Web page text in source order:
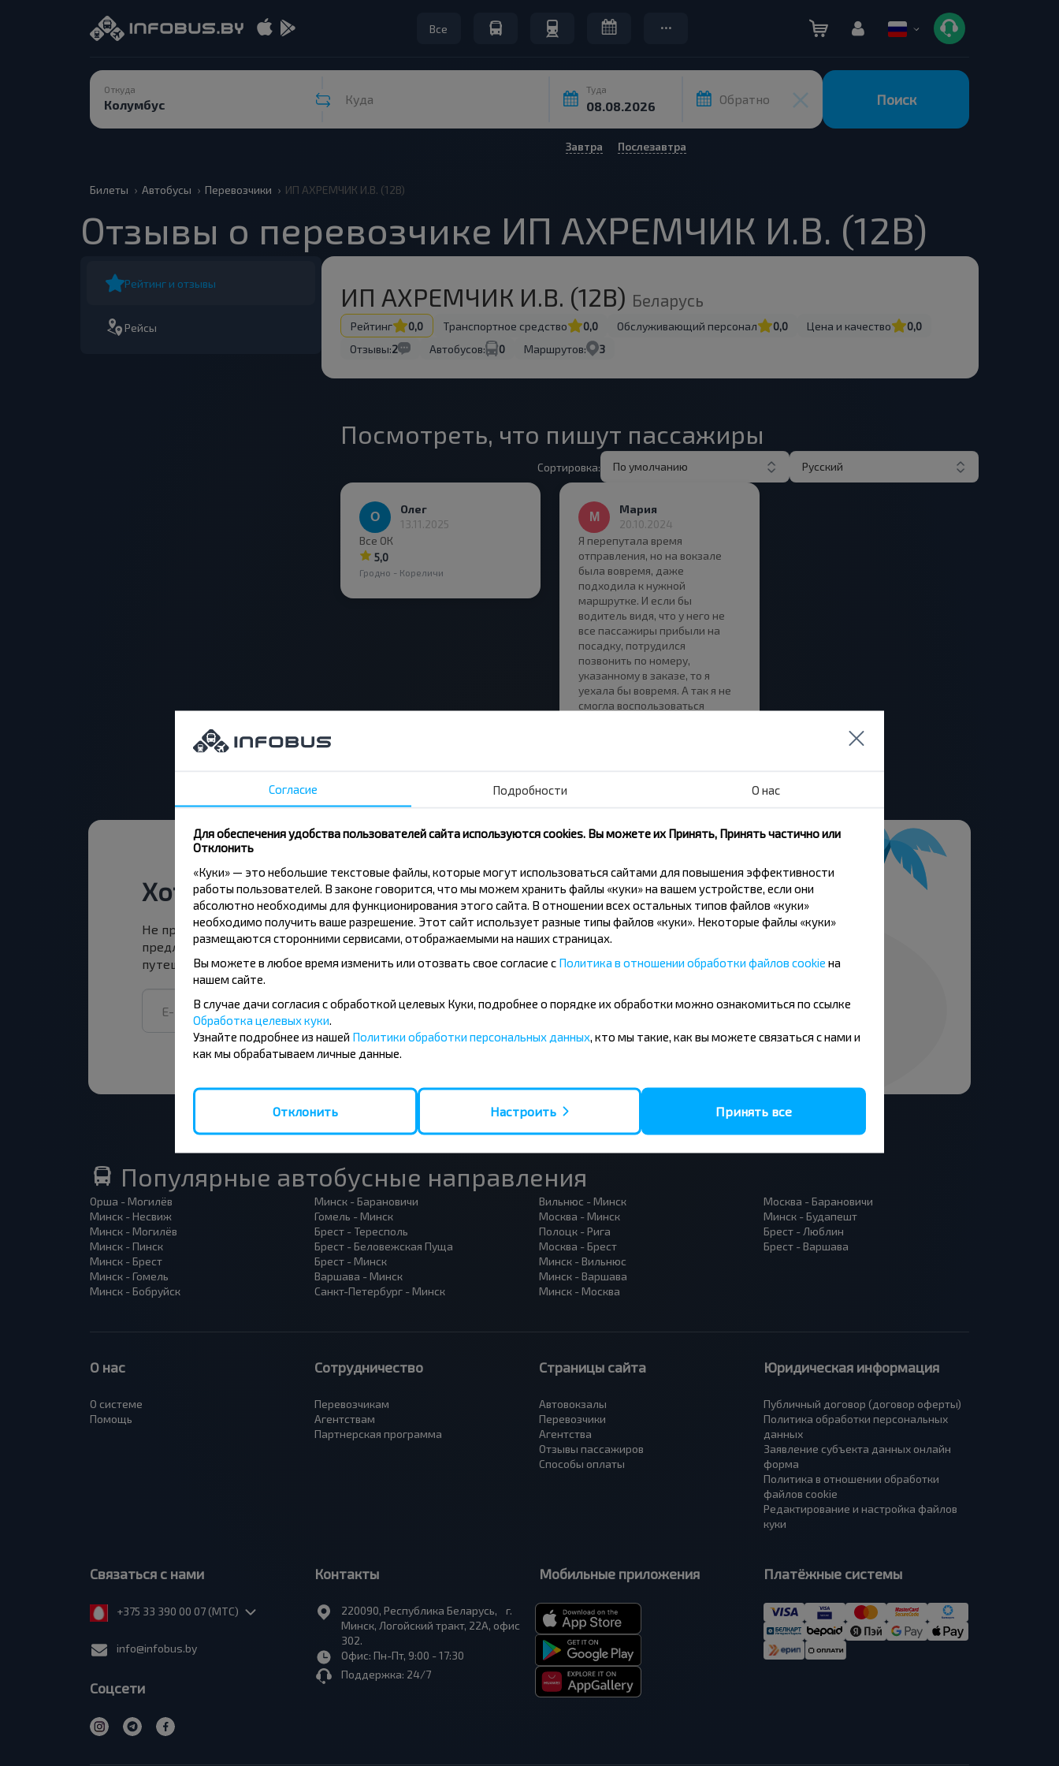
Все
Откуда
Куда
Туда
Обратно Поиск
Завтра Послезавтра
Билеты Автобусы Перевозчики ИП АХРЕМЧИК И.В. (12В)
Отзывы о перевозчике ИП АХРЕМЧИК И.В. (12В)
Рейтинг и отзывы
Рейсы
ИП АХРЕМЧИК И.В. (12В) Беларусь
Рейтинг 0,0 Транспортное средство 0,0 Обслуживающий персонал 0,0 Цена и качество
0,0
Отзывы:2 Автобусов: 0 Маршрутов: 3
Посмотреть, что пишут пассажиры
Сортировка: По умолчанию Русский
Олег
13.11.2025
Все ОК
5,0
Гродно - Кореличи
Мария
20.10.2024
Я перепутала время
отправления, но на вокзале
была вовремя, даже
подходила к нужной
маршрутке. И если бы
водитель видя, что у него не
все пассажиры прибыли на
посадку, потрудился
позвонить по номеру,
указанному в заказе, то я
уехала бы вовремя. А так я не
смогла воспользоваться
Хотите путешествовать дешевле?
Не пропусти специальные акции, скидки и другие интересные
предложения INFOBUS. Подпишись на получение новостей и
путешествуй с нами дешевле!
Подписаться
Популярные автобусные направления
Орша - Могилёв
Минск - Несвиж
Минск - Могилёв
Минск - Пинск
Минск - Брест
Минск - Гомель
Минск - Бобруйск
Минск - Барановичи
Гомель - Минск
Брест - Тересполь
Брест - Беловежская Пуща
Брест - Минск
Варшава - Минск
Санкт-Петербург - Минск
Вильнюс - Минск
Москва - Минск
Полоцк - Рига
Москва - Брест
Минск - Вильнюс
Минск - Варшава
Минск - Москва
Москва - Барановичи
Минск - Будапешт
Брест - Люблин
Брест - Варшава
О нас
О системе
Помощь
Сотрудничество
Перевозчикам
Агентствам
Партнерская программа
Страницы сайта
Автовокзалы
Перевозчики
Агентства
Отзывы пассажиров
Способы оплаты
Юридическая информация
Публичный договор (договор оферты)
Политика обработки персональных
данных
Заявление субъекта данных онлайн
форма
Политика в отношении обработки
файлов cookie
Редактирование и настройка файлов
куки
Связаться с нами
+375 33 390 00 07 (МТС)
info@infobus.by
Соцсети
Контакты
220090, Республика Беларусь, г.
Минск, Логойский тракт, 22А, офис
302.
Офис: Пн-Пт, 9:00 - 17:30
Поддержка: 24/7
Мобильные приложения Платёжные системы
Согласие Подробности О нас
Для обеспечения удобства пользователей сайта используются cookies. Вы можете их Принять, Принять частично или
Отклонить
«Куки» — это небольшие текстовые файлы, которые могут использоваться сайтами для повышения эффективности
работы пользователей. В законе говорится, что мы можем хранить файлы «куки» на вашем устройстве, если они
абсолютно необходимы для функционирования этого сайта. В отношении всех остальных типов файлов «куки»
необходимо получить ваше разрешение. Этот сайт использует разные типы файлов «куки». Некоторые файлы «куки»
размещаются сторонними сервисами, отображаемыми на наших страницах.
Вы можете в любое время изменить или отозвать свое согласие с Политика в отношении обработки файлов cookie на
нашем сайте.
В случае дачи согласия с обработкой целевых Куки, подробнее о порядке их обработки можно ознакомиться по ссылке
Обработка целевых куки
Узнайте подробнее из нашей Политики обработки персональных данных , кто мы такие, как вы можете связаться с нами и
как мы обрабатываем личные данные.
Отклонить Настроить Принять все